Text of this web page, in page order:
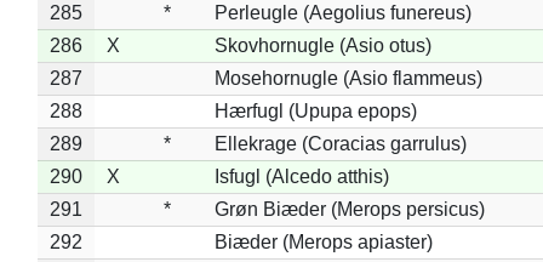
285
*
Perleugle (Aegolius funereus)
286
X
Skovhornugle (Asio otus)
287
Mosehornugle (Asio flammeus)
288
Hærfugl (Upupa epops)
289
*
Ellekrage (Coracias garrulus)
290
X
Isfugl (Alcedo atthis)
291
*
Grøn Biæder (Merops persicus)
292
Biæder (Merops apiaster)